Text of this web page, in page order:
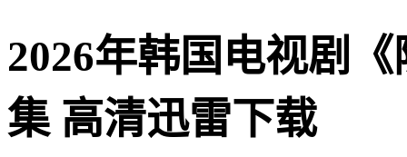
2026年韩国电视剧
集 高清迅雷下载